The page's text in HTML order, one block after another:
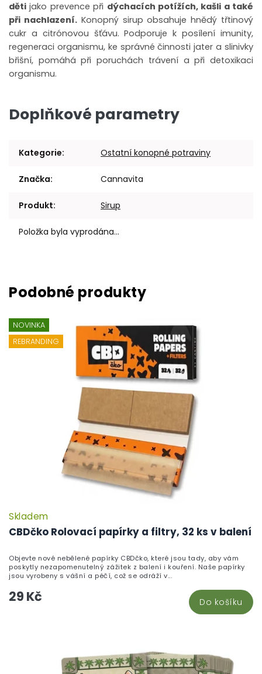
děti jako prevence při dýchacích potížích, kašli a také
při nachlazení.Konopný sirup obsahuje hnědý třtinový
cukr a citrónovou šťávu. Podporuje k posílení imunity,
regeneraci organismu, ke správné činnosti jater a slinivky
břišní, pomáhá při poruchách trávení a při detoxikaci
organismu.
Doplňkové parametry
Kategorie: Ostatní konopné potraviny
Značka: Cannavita
Produkt: Sirup
Položka byla vyprodána…
NOVINKA
REBRANDING
CBDčko Rolovací papírky a filtry, 32 ks v balení
Skladem
29 Kč Do košíku
Objevte nové nebělené papírky CBDčko, které jsou tady, aby vám
poskytly nezapomenutelný zážitek z balení i kouření. Naše papírky
jsou vyrobeny s vášní a péčí, což se odráží v...